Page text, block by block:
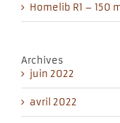
Homelib R1 – 150
Archives
juin 2022
avril 2022